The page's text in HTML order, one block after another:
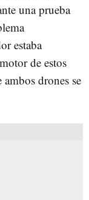
una prueba
estaba
de estos
drones se